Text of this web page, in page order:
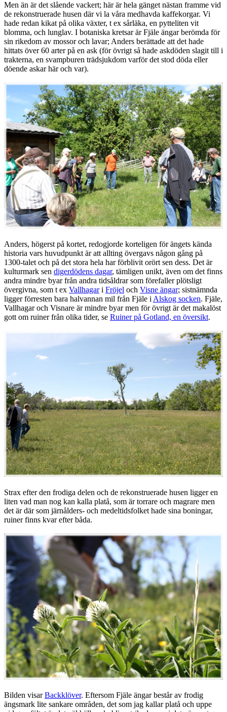
Men än är det slående vackert; här är hela gänget nästan framme vid
de rekonstruerade husen där vi la våra medhavda kaffekorgar. Vi
hade redan kikat på olika växter, t ex sårläka, en pytteliten vit
blomma, och lunglav. I botaniska kretsar är Fjäle ängar berömda för
sin rikedom av mossor och lavar; Anders berättade att det hade
hittats över 60 arter på en ask (för övrigt så hade askdöden slagit till i
trakterna, en svampburen trädsjukdom varför det stod döda eller
döende askar här och var).
Anders, högerst på kortet, redogjorde korteligen för ängets kända
historia vars huvudpunkt är att allting övergavs någon gång på
1300-talet och på det stora hela har förblivit orört sen dess. Det är
kulturmark sen digerdödens dagar, tämligen unikt, även om det finns
andra mindre byar från andra tidsåldrar som förefaller plötsligt
övergivna, som t ex Vallhagari Fröjel och Visne ängar; sistnämnda
ligger förresten bara halvannan mil från Fjäle i Alskog socken. Fjäle,
Vallhagar och Visnare är mindre byar men för övrigt är det makalöst
gott om ruiner från olika tider, se Ruiner på Gotland, en översikt.
Strax efter den frodiga delen och de rekonstruerade husen ligger en
liten vad man nog kan kalla platå, som är torrare och magrare men
det är där som järnålders- och medeltidsfolket hade sina boningar,
ruiner finns kvar efter båda.
Bilden visarBackklöver. Eftersom Fjäle ängar består av frodig
ängsmark lite sankare områden, det som jag kallar platå och uppe